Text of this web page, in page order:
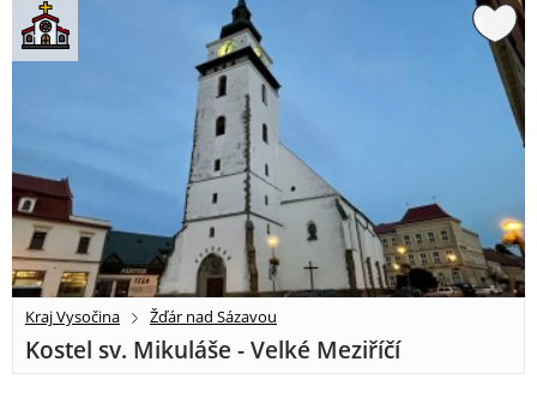
Kraj Vysočina Žďár nad Sázavou
Kostel sv. Mikuláše - Velké Meziříčí